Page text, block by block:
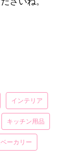
インテリア
キッチン用品
ーカリー